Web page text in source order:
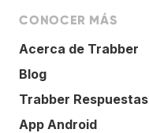
CONOCER MÁS
Acerca de Trabber
Blog
Trabber Respuestas
App Android